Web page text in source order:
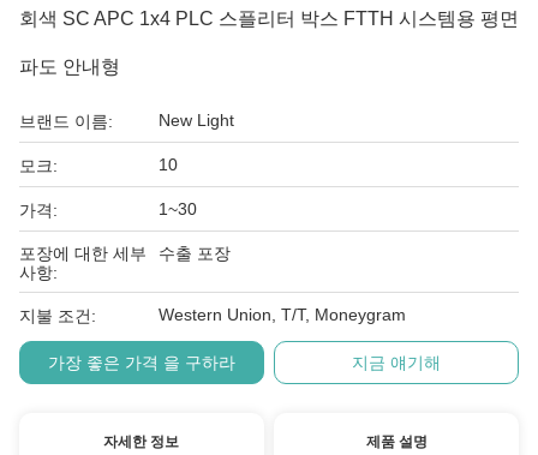
회색 SC APC 1x4 PLC 스플리터 박스 FTTH 시스템용 평면
파도 안내형
브랜드 이름: New Light
모크: 10
가격: 1~30
포장에 대한 세부
사항:
수출 포장
지불 조건: Western Union, T/T, Moneygram
가장 좋은 가격 을 구하라 지금 얘기해
자세한 정보 제품 설명